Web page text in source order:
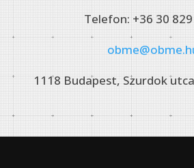
Telefon: +36 30
1118 Budapest, Szurdok